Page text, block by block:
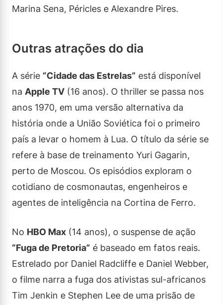
Marina Sena, Péricles e Alexandre Pires.
Outras atrações do dia
A série “Cidade das Estrelas” está disponível
na Apple TV (16 anos). O thriller se passa nos
anos 1970, em uma versão alternativa da
história onde a União Soviética foi o primeiro
país a levar o homem à Lua. O título da série se
refere à base de treinamento Yuri Gagarin,
perto de Moscou. Os episódios exploram o
cotidiano de cosmonautas, engenheiros e
agentes de inteligência na Cortina de Ferro.
No HBO Max (14 anos), o suspense de ação
“Fuga de Pretoria” é baseado em fatos reais.
Estrelado por Daniel Radcliffe e Daniel Webber,
o filme narra a fuga dos ativistas sul-africanos
Tim Jenkin e Stephen Lee de uma prisão de